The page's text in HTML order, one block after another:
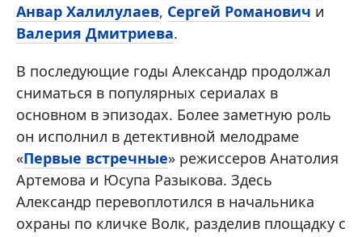
Анвар Халилулаев, Сергей Романович и
Валерия Дмитриева.
В последующие годы Александр продолжал
сниматься в популярных сериалах в
основном в эпизодах. Более заметную роль
он исполнил в детективной мелодраме
«Первые встречные» режиссеров Анатолия
Артемова и Юсупа Разыкова. Здесь
Александр перевоплотился в начальника
охраны по кличке Волк, разделив площадку с